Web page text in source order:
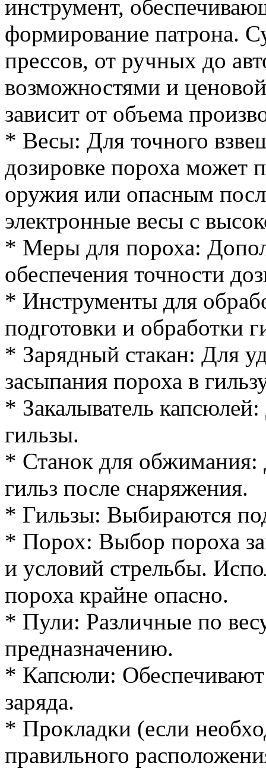
инструмент,
формирование патрона.
прессов, от ручных до
возможностями и
зависит от объема
* Весы: Для точного
дозировке пороха может
оружия или опасным
электронные весы с
* Меры для пороха:
обеспечения точности
* Инструменты для
подготовки и обработки
* Зарядный стакан: Для
засыпания пороха в
* Закалыватель
гильзы.
* Станок для
гильз после снаряжения.
* Гильзы: Выбираются
* Порох: Выбор пороха
и условий стрельбы.
пороха крайне опасно.
* Пули: Различные по
предназначению.
* Капсюли:
заряда.
* Прокладки (если
правильного